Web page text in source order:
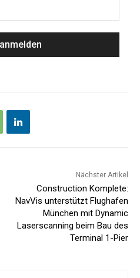
Nächster Artikel
Construction Komplete:
NavVis unterstützt Flughafen
München mit Dynamic
Laserscanning beim Bau des
Terminal 1-Pier